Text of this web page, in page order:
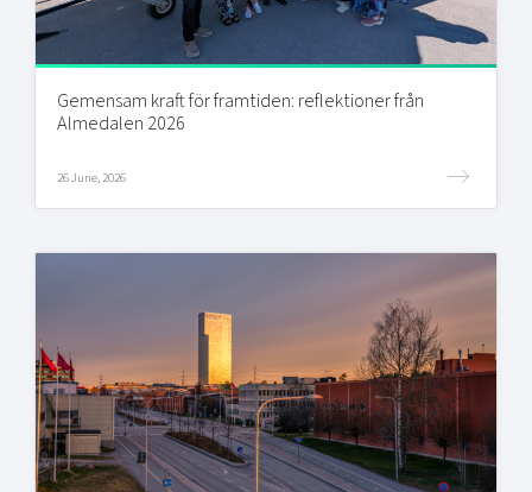
Gemensam kraft för framtiden: reflektioner från
Almedalen 2026
26 June, 2026